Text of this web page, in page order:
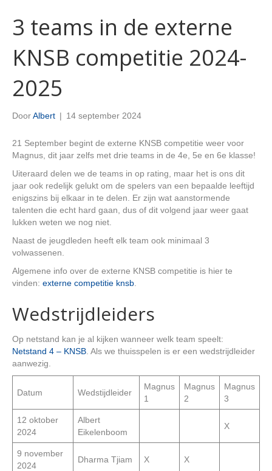
3 teams in de externe
KNSB competitie 2024-
2025
DoorAlbert | 14 september 2024
21 September begint de externe KNSB competitie weer voor
Magnus, dit jaar zelfs met drie teams in de 4e, 5e en 6e klasse!
Uiteraard delen we de teams in op rating, maar het is ons dit
jaar ook redelijk gelukt om de spelers van een bepaalde leeftijd
enigszins bij elkaar in te delen. Er zijn wat aanstormende
talenten die echt hard gaan, dus of dit volgend jaar weer gaat
lukken weten we nog niet.
Naast de jeugdleden heeft elk team ook minimaal 3
volwassenen.
Algemene info over de externe KNSB competitie is hier te
vinden: externe competitie knsb
Wedstrijdleiders
Op netstand kan je al kijken wanneer welk team speelt:
Netstand 4 – KNSB . Als we thuisspelen is er een wedstrijdleider
aanwezig.
Datum Wedstijdleider
Magnus
1
Magnus
2
Magnus
3
12 oktober
2024
Albert
Eikelenboom
X
9 november
2024
Dharma Tjiam X X